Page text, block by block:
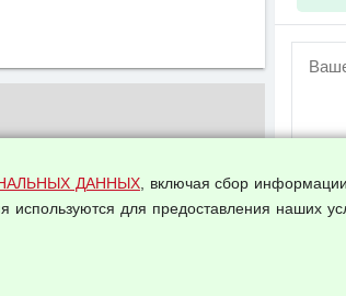
ДАННЫХ, включая сбор
для предоставления наших